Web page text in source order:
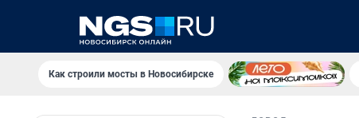
Как строили мосты в Новосибирске